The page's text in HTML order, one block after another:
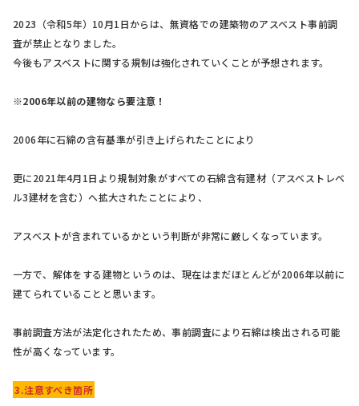
2023（令和5年）10月1日からは、無資格での建築物のアスベスト事前調
査が禁止となりました。
今後もアスベストに関する規制は強化されていくことが予想されます。
※2006年以前の建物なら要注意！
2006年に石綿の含有基準が引き上げられたことにより
更に2021年4月1日より規制対象がすべての石綿含有建材（アスベストレベ
ル3建材を含む）へ拡大されたことにより、
アスベストが含まれているかという判断が非常に厳しくなっています。
一方で、解体をする建物というのは、現在はまだほとんどが2006年以前に
建てられていることと思います。
事前調査方法が法定化されたため、事前調査により石綿は検出される可能
性が高くなっています。
3.注意すべき箇所